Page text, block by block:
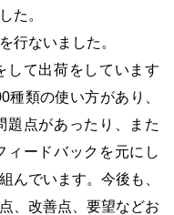
た。
行ないました。
して出荷をしています
類の使い方があり、
題点があったり、また
ィードバックを元にし
んでいます。今後も、
、改善点、要望などお